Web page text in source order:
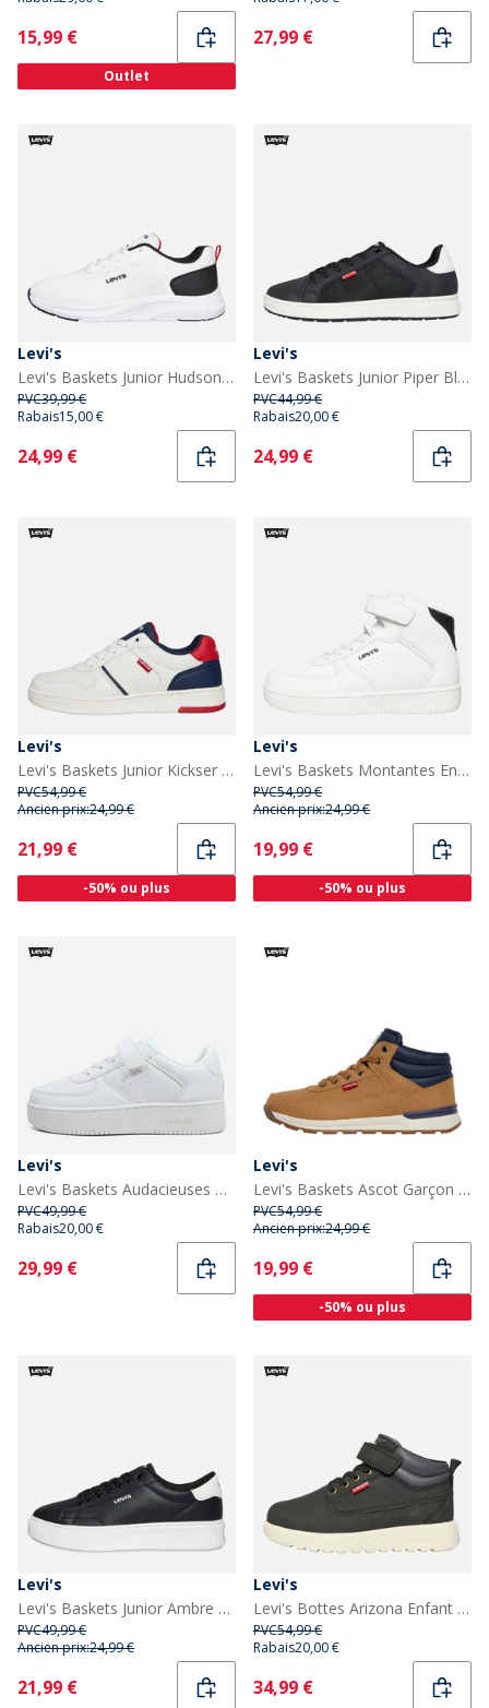
Current
15,99 €
Outlet
Current
27,99 €
Levi's
Levi's Baskets Junior Hudson Blanc/Noir/Rouge 0239 White Black Red 0239
PVC39,99 €
Rabais15,00 €
Current
24,99 €
Levi's
Levi's Baskets Junior Piper Black 0003
PVC44,99 €
Rabais20,00 €
Current
24,99 €
Levi's
Levi's Baskets Junior Kickser Blanc Cassé/Bleu Marine 3130 Off White Navy 3130
PVC54,99 €
Ancien prix:24,99 €
Current
21,99 €
-50% ou plus
Levi's
Levi's Baskets Montantes Enfant New Union Blanc Noir 0062
PVC54,99 €
Ancien prix:24,99 €
Current
19,99 €
-50% ou plus
Levi's
Levi's Baskets Audacieuses Union Nouveautés Enfant White 0061
PVC49,99 €
Rabais20,00 €
Current
29,99 €
Levi's
Levi's Baskets Ascot Garçon Marron
PVC54,99 €
Ancien prix:24,99 €
Current
19,99 €
-50% ou plus
Levi's
Levi's Baskets Junior Ambre Noir/Blanc 0008 Enfant Black White 0008
PVC49,99 €
Ancien prix:24,99 €
Current
21,99 €
Levi's
Levi's Bottes Arizona Enfant Noir 0003
PVC54,99 €
Rabais20,00 €
Current
34,99 €